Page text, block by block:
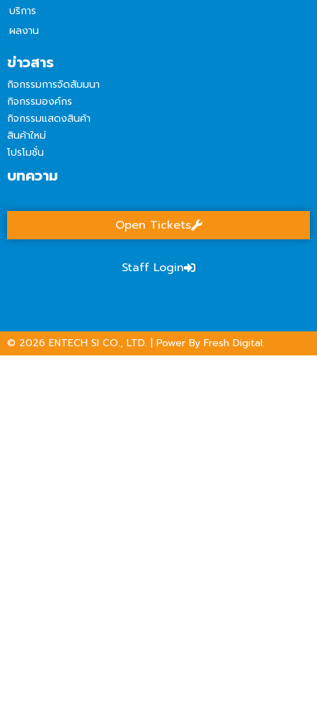
บริการ
ผลงาน
ข่าวสาร
กิจกรรมการจัดสัมมนา
กิจกรรมองค์กร
กิจกรรมแสดงสินค้า
สินค้าใหม่
โปรโมชั่น
บทความ
Open Tickets
Staff Login
© 2026 ENTECH SI CO., LTD. | Power By Fresh Digital.